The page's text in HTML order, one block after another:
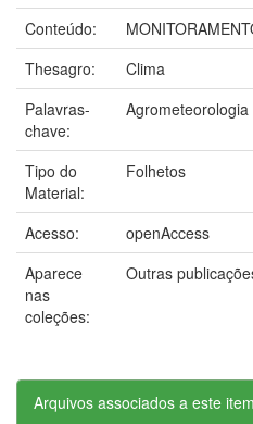
Conteúdo:
Thesagro:
Clima
Palavras-
chave:
Agrometeorologia
Tipo do
Material:
Folhetos
Acesso:
openAccess
Aparece
nas
coleções:
Outras
Arquivos associados a este